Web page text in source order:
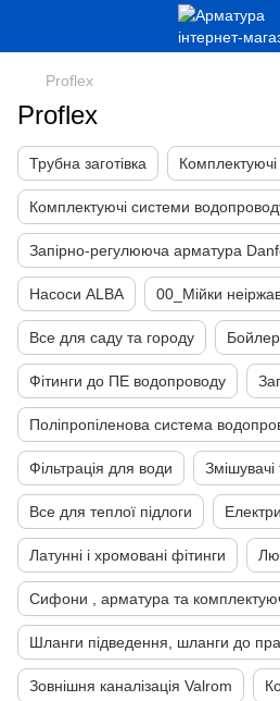
Proflex
Proflex
Трубна заготівка
Комплектуючі системи
Запірно-регулююча арматура
Насоси ALBA 00_Мійки
Все для саду та городу
Фітинги до ПЕ водопроводу
Поліпропіленова система
Фільтрація для води
Все для теплої підлоги
Латунні і хромовані фітинги
Сифони , арматура та
Шланги підведення, шланги до
Зовнішня каналізація Valrom